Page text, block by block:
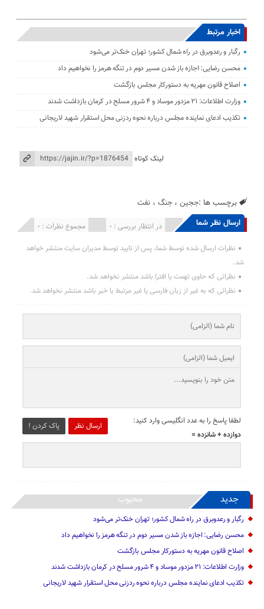
اخبار مرتبط
رگبار و رعدوبرق در راه شمال کشور؛ تهران خنک‌تر می‌شود
محسن رضایی: اجازه باز شدن مسیر دوم در تنگه هرمز را نخواهیم داد
اصلاح قانون مهریه به دستورکار مجلس بازگشت
وزارت اطلاعات: ۲۱ مزدور موساد و ۴ شرور مسلح در کرمان بازداشت شدند
تکذیب ادعای نماینده مجلس درباره نحوه ردزنی محل استقرار شهید لاریجانی
لینک کوتاه
برچسب ها :ججین ،جنگ ، نفت
ارسال نظر شما مجموع نظرات : 0 در انتظار بررسی : 0 انتشار یافته : 0
نظرات ارسال شده توسط شما، پس از تایید توسط مدیران سایت منتشر خواهد
شد.
نظراتی که حاوی تهمت یا افترا باشد منتشر نخواهد شد.
نظراتی که به غیر از زبان فارسی یا غیر مرتبط با خبر باشد منتشر نخواهد شد.
ارسال نظر پاک کردن !
لطفا پاسخ را به عدد انگلیسی وارد کنید:
دوازده + شانزده =
جدید محبوب
رگبار و رعدوبرق در راه شمال کشور؛ تهران خنک‌تر می‌شود
محسن رضایی: اجازه باز شدن مسیر دوم در تنگه هرمز را نخواهیم داد
اصلاح قانون مهریه به دستورکار مجلس بازگشت
وزارت اطلاعات: ۲۱ مزدور موساد و ۴ شرور مسلح در کرمان بازداشت شدند
تکذیب ادعای نماینده مجلس درباره نحوه ردزنی محل استقرار شهید لاریجانی